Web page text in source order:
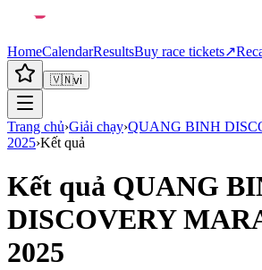
HomeCalendarResultsBuy race tickets↗
🇻🇳vi
Trang chủ›Giải chạy›QUANG BINH
2025›Kết quả
Kết quả QUANG
DISCOVERY
2025